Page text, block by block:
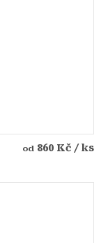
od 860 Kč / ks